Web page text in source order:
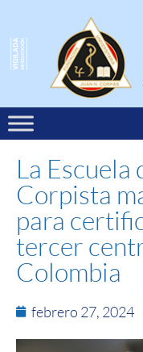
La Escuela
Corpista
para
tercer
Colombia
febrero 27, 2024